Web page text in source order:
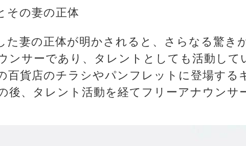
その妻の正体
た妻の正体が明かされると、さらなる驚き
ンサーであり、タレントとしても活動して
百貨店のチラシやパンフレットに登場する
後、タレント活動を経てフリーアナウンサ